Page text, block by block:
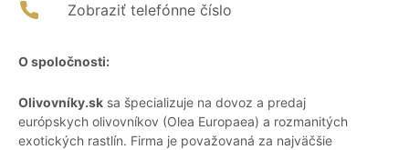
Zobraziť telefónne číslo
O spoločnosti:
Olivovníky.sk sa špecializuje na dovoz a predaj
európskych olivovníkov (Olea Europaea) a rozmanitých
exotických rastlín. Firma je považovaná za najväčšie